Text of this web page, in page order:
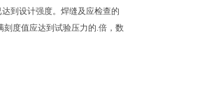
到设计强度。焊缝及应检查的
度值应达到试验压力的.倍，数